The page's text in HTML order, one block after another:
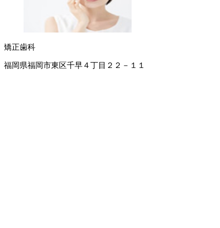
矯正歯科
福岡県福岡市東区千早４丁目２２－１１